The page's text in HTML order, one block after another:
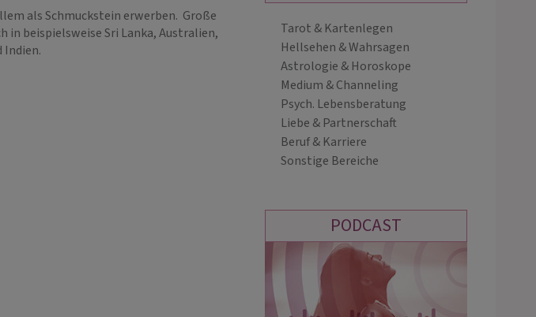
HERZENSBLICK CARO
Tierkommunikation aus Leidenschaft. Ich
schenke dir klare Antworten durch
meine Karten und meine medialen
Life Coachings mit den Gilded
Karten. Ich nehme Dich mit auf eine
spannende Reise und suche nach
tieferen Ursachen sowie optimalen
PIN: 560
als Schmuckstein erwerben. Große
in beispielsweise Sri Lanka, Australien,
Indien.
Tarot & Kartenlegen
Hellsehen & Wahrsagen
Astrologie & Horoskope
Medium & Channeling
Psych. Lebensberatung
Liebe & Partnerschaft
Beruf & Karriere
Sonstige Bereiche
PODCAST